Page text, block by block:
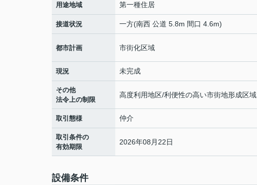
用途地域 第一種住居
接道状況 一方(南西 公道 5.8m 間口 4.6m)
都市計画 市街化区域
現況 未完成
その他
法令上の制限
高度利用地区/利便性の高い市街地形成区域
取引態様 仲介
取引条件の
有効期限
2026年08月22日
設備条件